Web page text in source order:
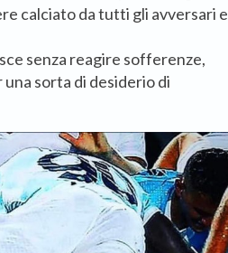
calciato da tutti gli avversari e
senza reagire sofferenze,
sorta di desiderio di